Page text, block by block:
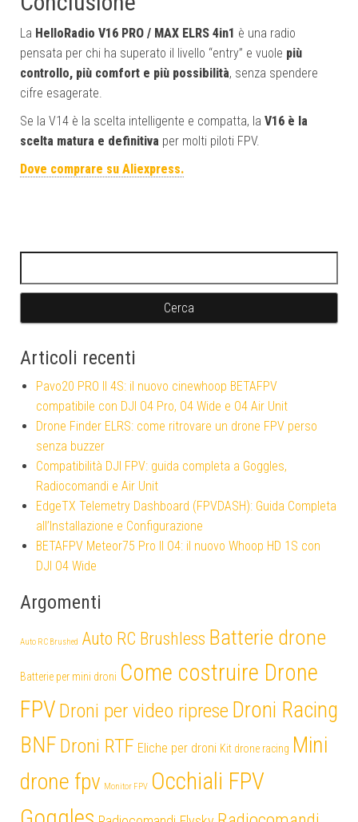
La HelloRadio V16 PRO / MAX ELRS 4in1 è una radio
pensata per chi ha superato il livello “entry” e vuole più
controllo, più comfort e più possibilità, senza spendere
cifre esagerate.
Se la V14 è la scelta intelligente e compatta, la V16 è la
scelta matura e definitiva per molti piloti FPV.
Dove comprare su Aliexpress.
Articoli recenti
Pavo20 PRO II 4S: il nuovo cinewhoop BETAFPV
compatibile con DJI O4 Pro, O4 Wide e O4 Air Unit
Drone Finder ELRS: come ritrovare un drone FPV perso
senza buzzer
Compatibilità DJI FPV: guida completa a Goggles,
Radiocomandi e Air Unit
EdgeTX Telemetry Dashboard (FPVDASH): Guida Completa
all’Installazione e Configurazione
BETAFPV Meteor75 Pro II O4: il nuovo Whoop HD 1S con
DJI O4 Wide
Argomenti
Auto RC Brushed Auto RC Brushless Batterie drone
Batterie per mini droni Come costruire Drone
FPV Droni per video riprese Droni Racing
BNF Droni RTF Eliche per droni Kit drone racing Mini
drone fpv Monitor FPV Occhiali FPV